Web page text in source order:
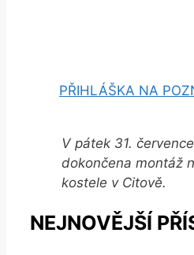
PŘIHLÁŠKA NA
V pátek 31.
dokončena montáž
kostele v Citově.
NEJNOVĚJŠÍ